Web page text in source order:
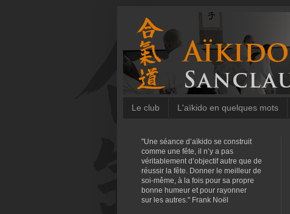
Le club L'aïkido en quelques mots
"Une séance d’aïkido se construit
comme une fête, il n’y a pas
véritablement d’objectif autre que de
réussir la fête. Donner le meilleur de
soi-même, à la fois pour sa propre
bonne humeur et pour rayonner
sur les autres." Frank Noël